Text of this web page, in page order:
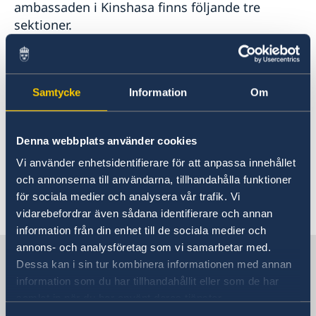
Samtycke Information Om
Denna webbplats använder cookies
Vi använder enhetsidentifierare för att anpassa innehållet
och annonserna till användarna, tillhandahålla funktioner
för sociala medier och analysera vår trafik. Vi
vidarebefordrar även sådana identifierare och annan
information från din enhet till de sociala medier och
annons- och analysföretag som vi samarbetar med.
Dessa kan i sin tur kombinera informationen med annan
information som du har tillhandahållit eller som de har
ambassaden i Kinshasa finns följande tre
sektioner.
Sektionen för politik, ekonomi, främjande
och kommunikation
Sektionen för utvecklingssamarbete och
humanitära frågor
Sektionen för administration, migration
och konsulära frågor
Senast uppdaterad 04 juli 2024, 16.08
Sverige i D.R. Kongo
Sveriges ambassad